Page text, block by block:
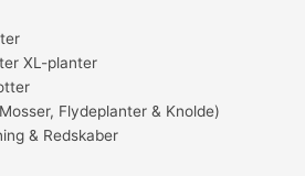
XL-planter
Flydeplanter & Knolde)
& Redskaber